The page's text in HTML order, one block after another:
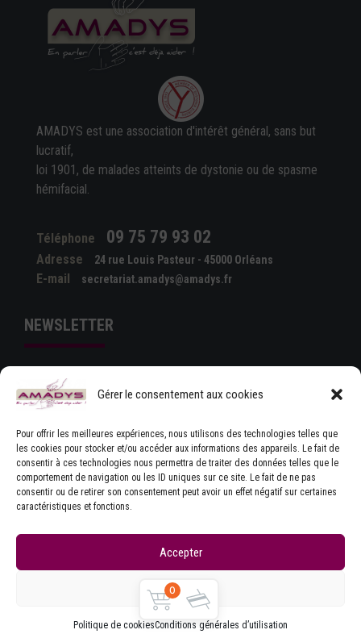
Gérer le consentement aux cookies
Pour offrir les meilleures expériences, nous utilisons des technologies telles que
les cookies pour stocker et/ou accéder aux informations des appareils. Le fait de
consentir à ces technologies nous permettra de traiter des données telles que le
comportement de navigation ou les ID uniques sur ce site. Le fait de ne pas
consentir ou de retirer son consentement peut avoir un effet négatif sur certaines
caractéristiques et fonctions.
Accepter
Refuser
Politique de cookiesConditions générales d’utilisation
AMADYS est une association d'intérêt général, sans but
lucratif,
loi 1901, de malades atteints de dystonie ou de spasme
hémifacial.
Téléphone 09 75 79 93 02
Adresse 24 rue Louis Pasteur - 45000 Orléans
E-mail secretariat.amadys@amadys.fr
NEWSLETTER
J'ACCEPTE LES CONDITIONS GÉNÉRALES
D'UTILISATION
Mentions légales
Parlons Dystonie : charte
0